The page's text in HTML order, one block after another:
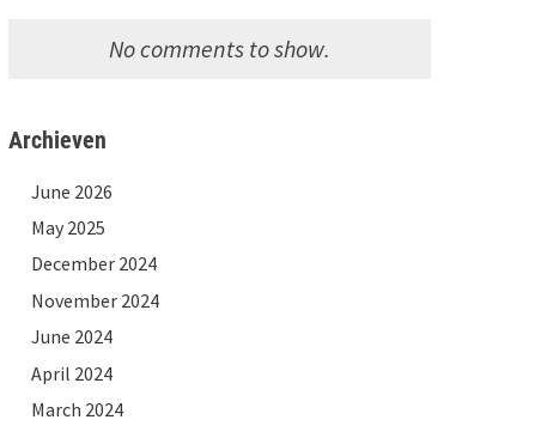
No comments to show.
Archieven
June 2026
May 2025
December 2024
November 2024
June 2024
April 2024
March 2024